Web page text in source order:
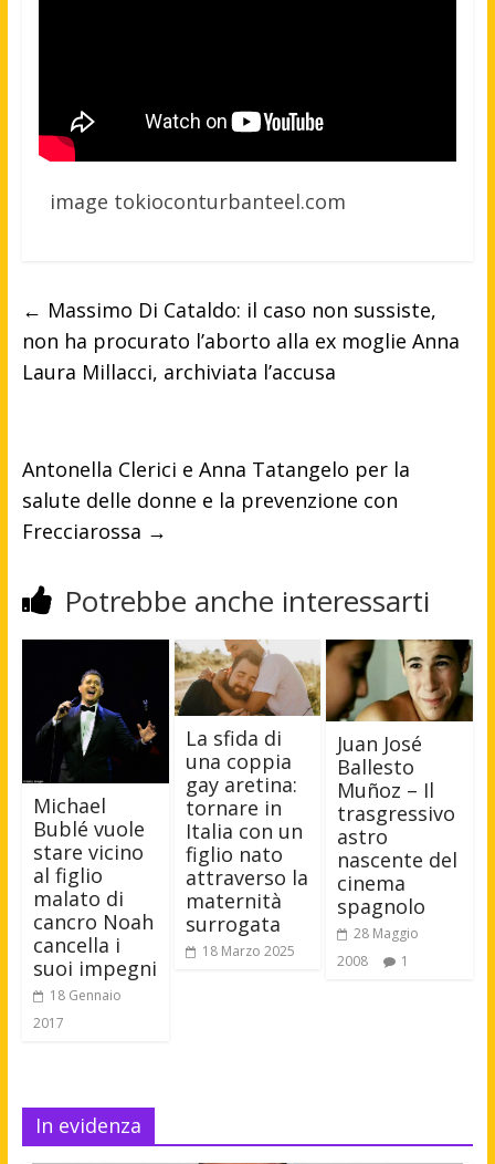
image tokioconturbanteel.com
← Massimo Di Cataldo: il caso non sussiste,
non ha procurato l’aborto alla ex moglie Anna
Laura Millacci, archiviata l’accusa
Antonella Clerici e Anna Tatangelo per la
salute delle donne e la prevenzione con
Frecciarossa →
Potrebbe anche interessarti
Michael
Bublé vuole
stare vicino
al figlio
malato di
cancro Noah
cancella i
suoi impegni
18 Gennaio
2017
La sfida di
una coppia
gay aretina:
tornare in
Italia con un
figlio nato
attraverso la
maternità
surrogata
18 Marzo 2025
Juan José
Ballesto
Muñoz – Il
trasgressivo
astro
nascente del
cinema
spagnolo
28 Maggio
2008
1
In evidenza